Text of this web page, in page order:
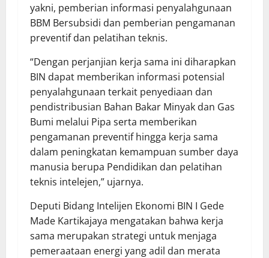
yakni, pemberian informasi penyalahgunaan
BBM Bersubsidi dan pemberian pengamanan
preventif dan pelatihan teknis.
“Dengan perjanjian kerja sama ini diharapkan
BIN dapat memberikan informasi potensial
penyalahgunaan terkait penyediaan dan
pendistribusian Bahan Bakar Minyak dan Gas
Bumi melalui Pipa serta memberikan
pengamanan preventif hingga kerja sama
dalam peningkatan kemampuan sumber daya
manusia berupa Pendidikan dan pelatihan
teknis intelejen,” ujarnya.
Deputi Bidang Intelijen Ekonomi BIN I Gede
Made Kartikajaya mengatakan bahwa kerja
sama merupakan strategi untuk menjaga
pemeraataan energi yang adil dan merata